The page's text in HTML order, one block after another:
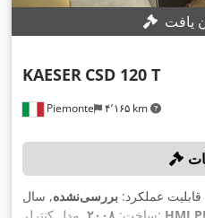
یافت
Piemonte ۴٬۱۶۵ km
KAESER CSD 120 T
قابلیت عملکرد: بررسی‌نشده, سال